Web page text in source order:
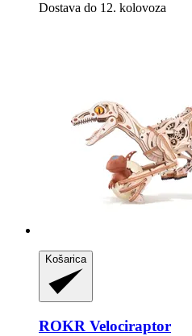
Dostava do 12. kolovoza
Košarica
ROKR Velociraptor